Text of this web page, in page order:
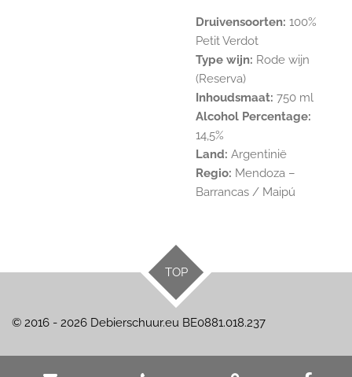
Druivensoorten: 100%
Petit Verdot
Type wijn: Rode wijn
(Reserva)
Inhoudsmaat: 750 ml
Alcohol Percentage:
14,5%
Land: Argentinië
Regio: Mendoza –
Barrancas / Maipú
TOP
© 2016 - 2026 Debierschuur.eu BE0881.018.237